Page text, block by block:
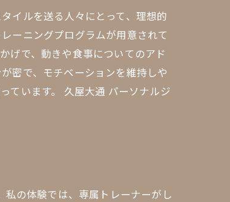
イルを送る人々にとって、理想的
ーニングプログラムが用意されて
げで、動きや食事についてのアド
密で、モチベーションを維持しや
ています。 久屋大通 パーソナルジ
の体験では、専属トレーナーがし